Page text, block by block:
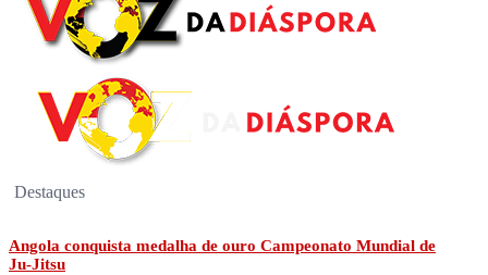
Destaques
Angola conquista medalha de ouro Campeonato Mundial de
Ju-Jitsu